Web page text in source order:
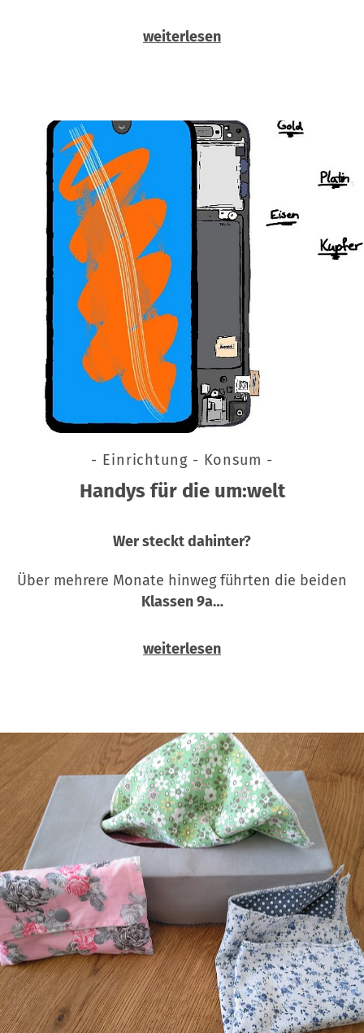
weiterlesen
- Einrichtung - Konsum -
Handys für die um:welt
Wer steckt dahinter?
Über mehrere Monate hinweg führten die beiden
Klassen 9a…
weiterlesen